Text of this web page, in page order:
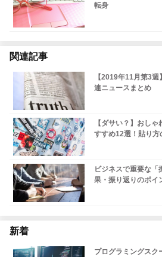
転身
関連記事
【2019年11月第3
連ニュースまとめ
【ダサい？】おし
すすめ12選！貼り方
ビジネスで重要な「
果・振り返りのポイ
新着
プログラミングスク